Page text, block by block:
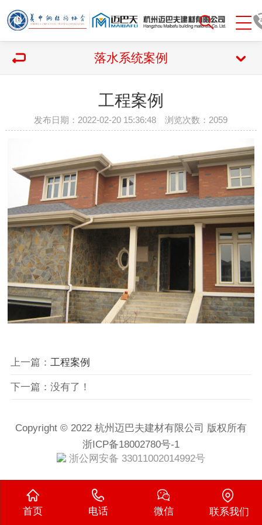
落水系统案例
工程案例
发布日期：2022-02-20 15:36:48 浏览次数： 2059
上一篇： 工程案例
下一篇：没有了！
Copyright © 2022 杭州迈巴夫建材有限公司 版权所有
浙ICP备18002780号-1
浙公网安备 33011002014992号
首页 电话 微信 联系我们